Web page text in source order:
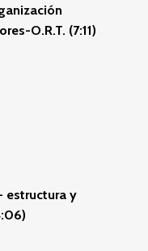
O.R.T. (7:11)
estructura y